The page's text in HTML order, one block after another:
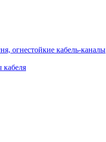
огнестойкие кабель-каналы